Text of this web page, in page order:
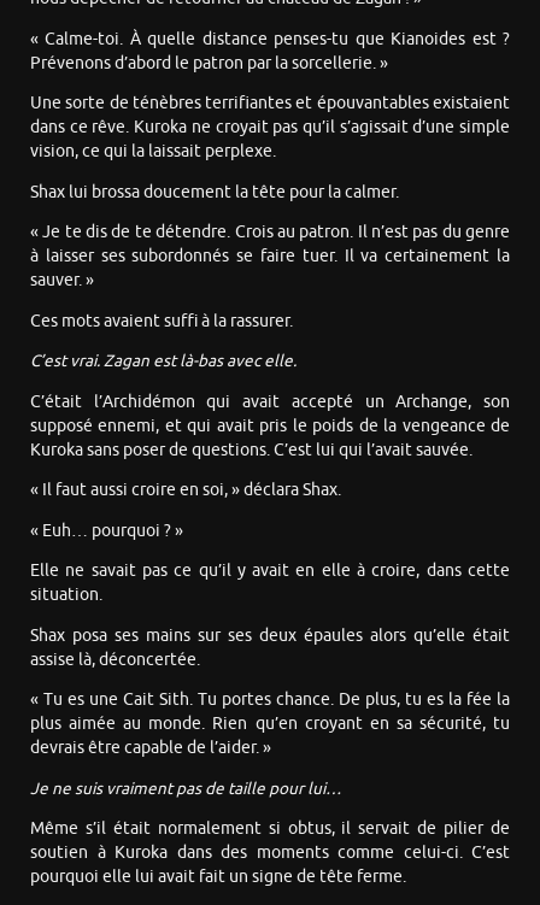
« Calme-toi. À quelle distance penses-tu que Kianoides est ?
Prévenons d’abord le patron par la sorcellerie. »
Une sorte de ténèbres terrifiantes et épouvantables existaient
dans ce rêve. Kuroka ne croyait pas qu’il s’agissait d’une simple
vision, ce qui la laissait perplexe.
Shax lui brossa doucement la tête pour la calmer.
« Je te dis de te détendre. Crois au patron. Il n’est pas du genre
à laisser ses subordonnés se faire tuer. Il va certainement la
sauver. »
Ces mots avaient suffi à la rassurer.
C’est vrai. Zagan est là-bas avec elle.
C’était l’Archidémon qui avait accepté un Archange, son
supposé ennemi, et qui avait pris le poids de la vengeance de
Kuroka sans poser de questions. C’est lui qui l’avait sauvée.
« Il faut aussi croire en soi, » déclara Shax.
« Euh… pourquoi ? »
Elle ne savait pas ce qu’il y avait en elle à croire, dans cette
situation.
Shax posa ses mains sur ses deux épaules alors qu’elle était
assise là, déconcertée.
« Tu es une Cait Sith. Tu portes chance. De plus, tu es la fée la
plus aimée au monde. Rien qu’en croyant en sa sécurité, tu
devrais être capable de l’aider. »
Je ne suis vraiment pas de taille pour lui…
Même s’il était normalement si obtus, il servait de pilier de
soutien à Kuroka dans des moments comme celui-ci. C’est
pourquoi elle lui avait fait un signe de tête ferme.